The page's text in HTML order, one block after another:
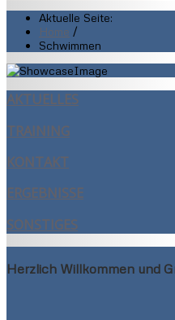
Aktuelle Seite:
Home /
Schwimmen
AKTUELLES
TRAINING
KONTAKT
ERGEBNISSE
SONSTIGES
Herzlich Willkommen und